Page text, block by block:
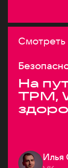
Смотреть
На
TPM,
Илья